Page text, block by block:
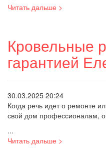
Читать дальше >
Кровельные
гарантией
30.03.2025 20:24
Когда речь идет о ремонте
свой дом профессионалам,
...
Читать дальше >